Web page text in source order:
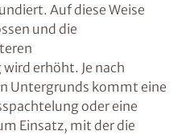
Auf diese Weise
und die
erhöht. Je nach
Untergrunds kommt eine
oder eine
Einsatz, mit der die